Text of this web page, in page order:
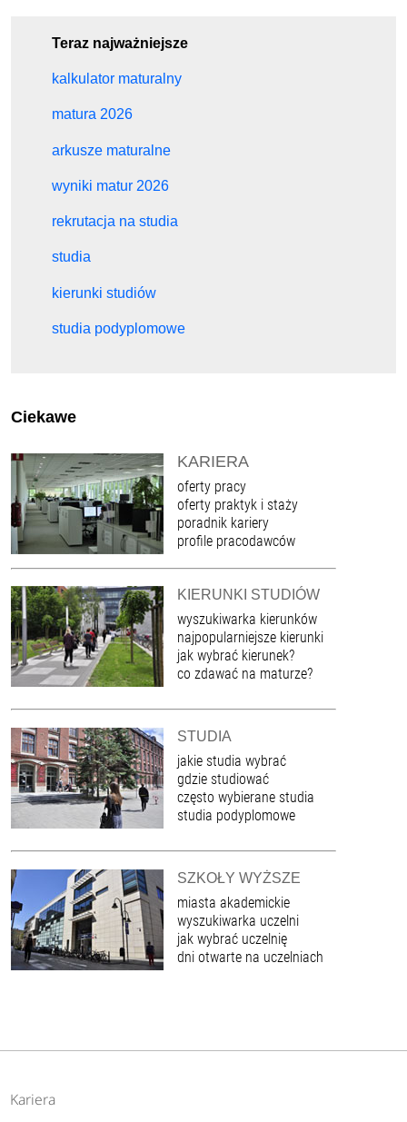
Teraz najważniejsze
kalkulator maturalny
matura 2026
arkusze maturalne
wyniki matur 2026
rekrutacja na studia
studia
kierunki studiów
studia podyplomowe
Ciekawe
KARIERA
oferty pracy
oferty praktyk i staży
poradnik kariery
profile pracodawców
KIERUNKI STUDIÓW
wyszukiwarka kierunków
najpopularniejsze kierunki
jak wybrać kierunek?
co zdawać na maturze?
STUDIA
jakie studia wybrać
gdzie studiować
często wybierane studia
studia podyplomowe
SZKOŁY WYŻSZE
miasta akademickie
wyszukiwarka uczelni
jak wybrać uczelnię
dni otwarte na uczelniach
Kariera